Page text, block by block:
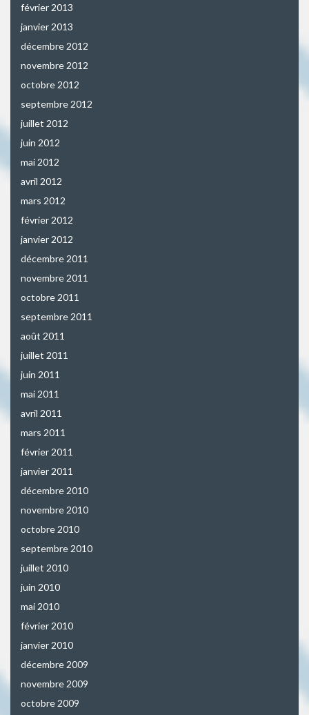
février 2013
janvier 2013
décembre 2012
novembre 2012
octobre 2012
septembre 2012
juillet 2012
juin 2012
mai 2012
avril 2012
mars 2012
février 2012
janvier 2012
décembre 2011
novembre 2011
octobre 2011
septembre 2011
août 2011
juillet 2011
juin 2011
mai 2011
avril 2011
mars 2011
février 2011
janvier 2011
décembre 2010
novembre 2010
octobre 2010
septembre 2010
juillet 2010
juin 2010
mai 2010
février 2010
janvier 2010
décembre 2009
novembre 2009
octobre 2009